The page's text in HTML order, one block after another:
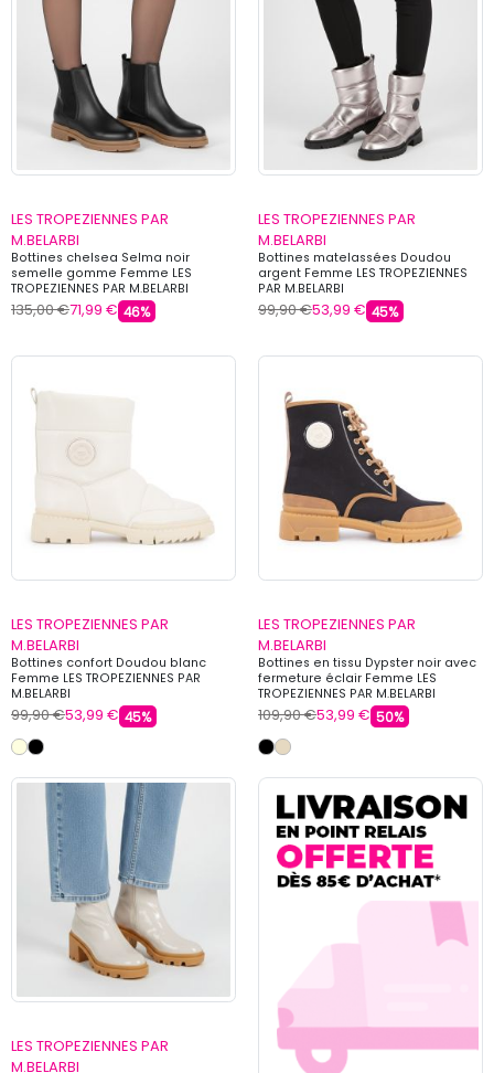
LES TROPEZIENNES PAR
M.BELARBI
Bottines chelsea Selma noir
semelle gomme Femme LES
TROPEZIENNES PAR M.BELARBI
135,00 €71,99 € 46%
LES TROPEZIENNES PAR
M.BELARBI
Bottines matelassées Doudou
argent Femme LES TROPEZIENNES
PAR M.BELARBI
99,90 €53,99 € 45%
LES TROPEZIENNES PAR
M.BELARBI
Bottines confort Doudou blanc
Femme LES TROPEZIENNES PAR
M.BELARBI
99,90 €53,99 € 45%
LES TROPEZIENNES PAR
M.BELARBI
Bottines en tissu Dypster noir avec
fermeture éclair Femme LES
TROPEZIENNES PAR M.BELARBI
109,90 €53,99 € 50%
LES TROPEZIENNES PAR
M.BELARBI